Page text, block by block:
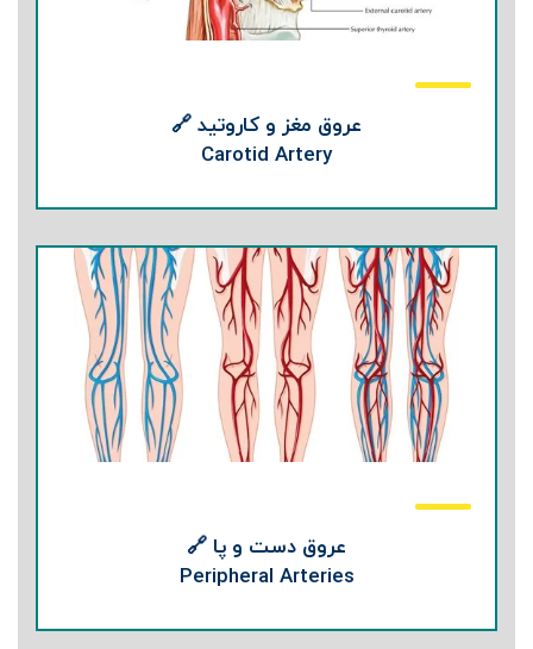
عروق مغز و کاروتید 🔗
Carotid Artery
عروق دست و پا 🔗
Peripheral Arteries